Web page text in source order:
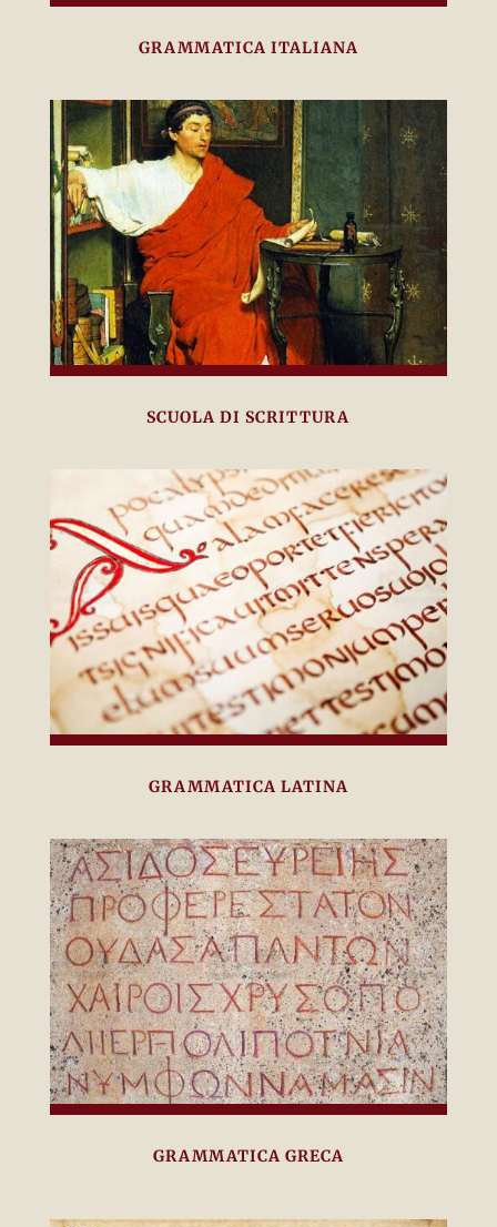
GRAMMATICA ITALIANA
SCUOLA DI SCRITTURA
GRAMMATICA LATINA
GRAMMATICA GRECA